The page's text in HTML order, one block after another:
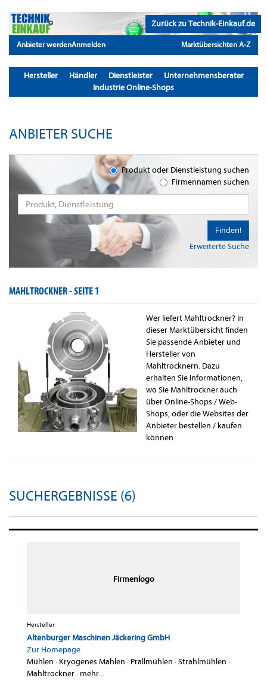
Zurück zu Technik-Einkauf.de
Anbieter werdenAnmelden Marktübersichten A-Z
Hersteller Händler Dienstleister
Unternehmensberater
Industrie Online-Shops
ANBIETER SUCHE
Produkt oder Dienstleistung suchen
Firmennamen suchen
Erweiterte Suche
Finden!
MAHLTROCKNER -SEITE 1
Wer liefert Mahltrockner? In
dieser Marktübersicht finden
Sie passende Anbieter und
Hersteller von
Mahltrocknern. Dazu
erhalten Sie Informationen,
wo Sie Mahltrockner auch
über Online-Shops / Web-
Shops, oder die Websites der
Anbieter bestellen / kaufen
können.
SUCHERGEBNISSE (6)
Firmenlogo
Hersteller
Altenburger Maschinen Jäckering GmbH
Zur Homepage
Mühlen · Kryogenes Mahlen · Prallmühlen ·Strahlmühlen ·
Mahltrockner· mehr...